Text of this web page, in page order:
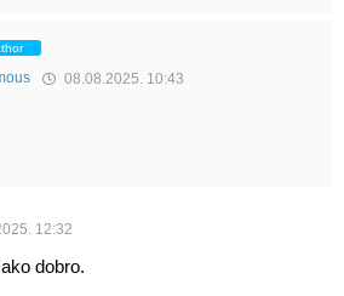
08.08.2025. 10:43
12:32
dobro.